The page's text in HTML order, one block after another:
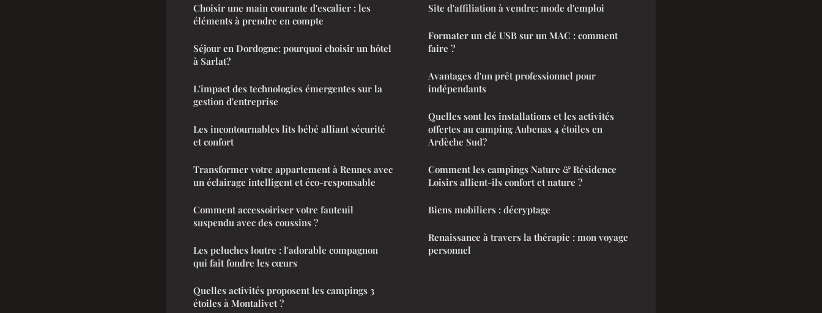
Choisir une main courante d'escalier : les
éléments à prendre en compte
Séjour en Dordogne: pourquoi choisir un hôtel
à Sarlat?
L'impact des technologies émergentes sur la
gestion d'entreprise
Les incontournables lits bébé alliant sécurité
et confort
Transformer votre appartement à Rennes avec
un éclairage intelligent et éco-responsable
Comment accessoiriser votre fauteuil
suspendu avec des coussins ?
Les peluches loutre : l'adorable compagnon
qui fait fondre les cœurs
Quelles activités proposent les campings 3
étoiles à Montalivet ?
Site d'affiliation à vendre: mode d'emploi
Formater un clé USB sur un MAC : comment
faire ?
Avantages d'un prêt professionnel pour
indépendants
Quelles sont les installations et les activités
offertes au camping Aubenas 4 étoiles en
Ardèche Sud?
Comment les campings Nature & Résidence
Loisirs allient-ils confort et nature ?
Biens mobiliers : décryptage
Renaissance à travers la thérapie : mon voyage
personnel